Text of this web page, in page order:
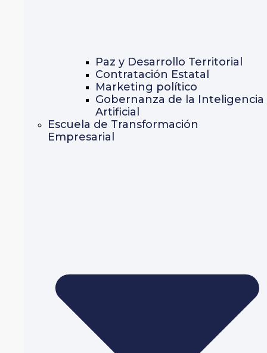
Paz y Desarrollo Territorial
Contratación Estatal
Marketing político
Gobernanza de la Inteligencia
Artificial
Escuela de Transformación
Empresarial